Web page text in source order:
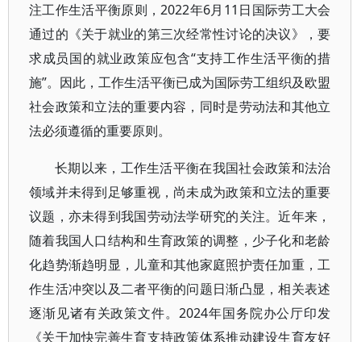
注工作生活平衡原则，2022年6月11日国际劳工大会
通过的《关于就业的第三次经常性讨论的决议》，要
求成员国的就业政策应包含“支持工作生活平衡的措
施”。因此，工作生活平衡已成为国际劳工组织及欧盟
社会政策和立法的重要内容，同时是劳动法和其他立
法必须遵循的重要原则。
长期以来，工作生活平衡在我国社会政策和法治
领域并未得到足够重视，尚未成为政策和立法的重要
议题，亦未得到我国劳动法学研究的关注。近年来，
随着我国人口结构和生育政策的调整，少子化和老龄
化趋势渐趋明显，儿童和其他家庭照护责任加重，工
作生活冲突以及二者平衡的问题日渐凸显，相关表述
逐渐见诸有关政策文件。2024年国务院办公厅印发
《关于加快完善生育支持政策体系推动建设生育友好